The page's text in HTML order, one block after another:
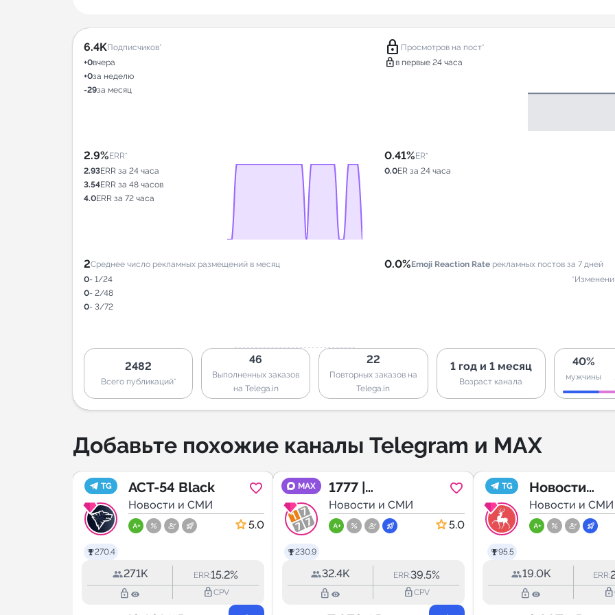
6.4KПодписчиков*
+0вчера
+0за неделю
-29за месяц
lock Просмотров на пост*
lock в первые 24 часа
2.9%ERR*
2.93ERR за 24 часа
3.54ERR за 48 часов
4.0ERR за 72 часа
0.41%ER*
0.0ER за 24 часа
2Среднее число рекламных размещений в месяц
0- 1/24
0- 2/48
0- 3/72
0.0%Emoji Reaction Rate рекламных постов за 7 дней
2482
Всего публикаций*
46
Выполненных заказов
на Telega.in
22
Повторных заказов на
Telega.in
1 год и 1 месяц
Возраст канала
40%
мужчины
Добавьте похожие каналы Telegram и MAX
TG
270.4
ACT-54 Black
Новости и СМИ
5.0
271K ERR:15.2%
lock_outline lock_outlineCPV
MAX
230.9
1777 |
Ставрополь и
Ставропольский
Новости и СМИ
5.0
32.4K ERR:39.5%
lock_outline lock_outlineCPV
TG
95.5
Новости
области
Новости и СМИ
19.0K ERR:
lock_outline lock_outline